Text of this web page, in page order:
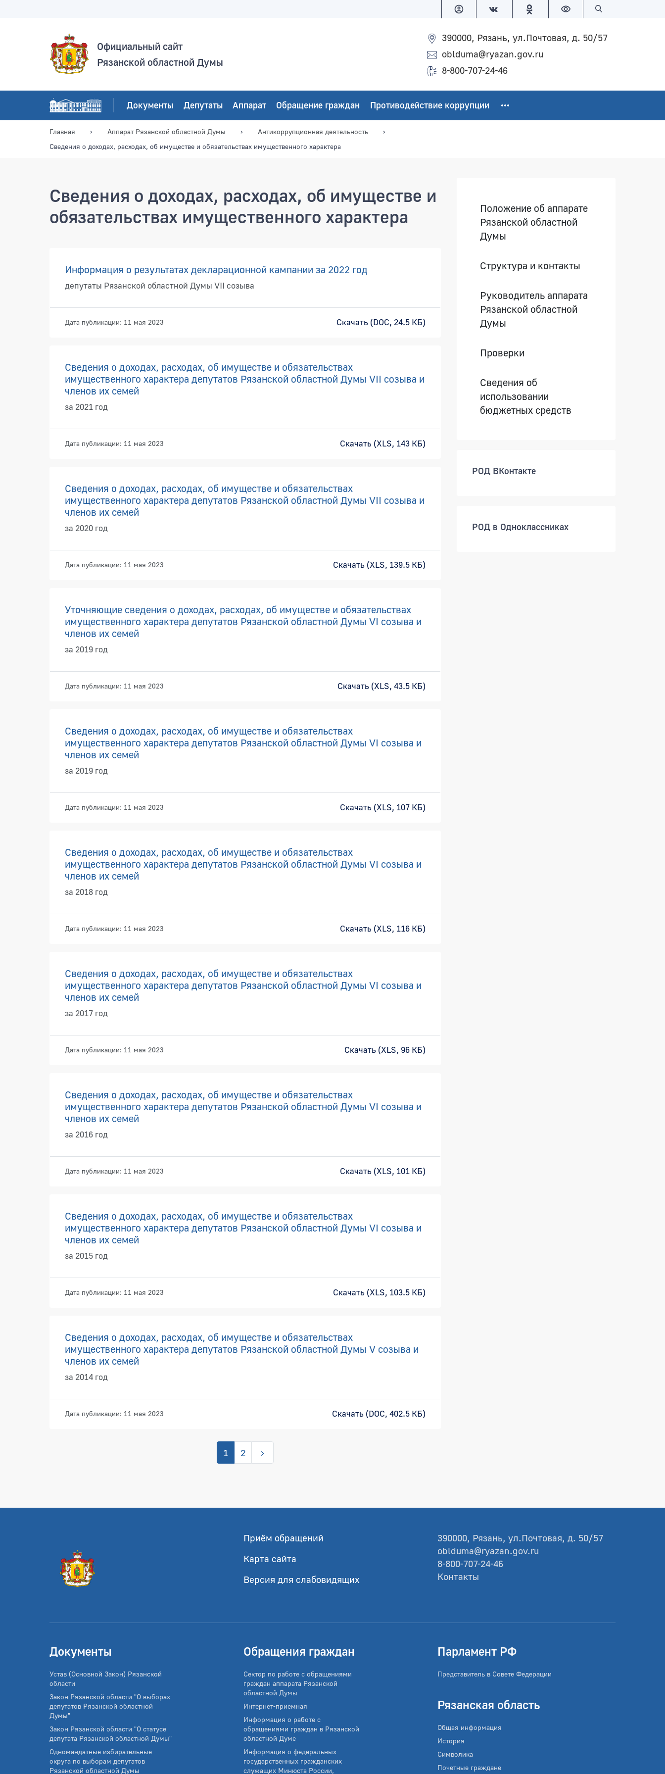
Версия для слабовидящих
Официальный сайт
Рязанской областной Думы
390000, Рязань, ул.Почтовая, д. 50/57
oblduma@ryazan.gov.ru
8-800-707-24-46
Документы Депутаты Аппарат Обращение граждан Противодействие коррупции
Главная Аппарат Рязанской областной Думы
Антикоррупционная деятельность
Сведения о доходах, расходах, об имуществе и обязательствах имущественного характера
Сведения о доходах, расходах, об имуществе и
обязательствах имущественного характера
Информация о результатах декларационной кампании за 2022 год
депутаты Рязанской областной Думы VII созыва
Дата публикации: 11 мая 2023 Скачать (DOC, 24.5 КБ)
Сведения о доходах, расходах, об имуществе и обязательствах
имущественного характера депутатов Рязанской областной Думы VII созыва и
членов их семей
за 2021 год
Дата публикации: 11 мая 2023 Скачать (XLS, 143 КБ)
Сведения о доходах, расходах, об имуществе и обязательствах
имущественного характера депутатов Рязанской областной Думы VII созыва и
членов их семей
за 2020 год
Дата публикации: 11 мая 2023 Скачать (XLS, 139.5 КБ)
Уточняющие сведения о доходах, расходах, об имуществе и обязательствах
имущественного характера депутатов Рязанской областной Думы VI созыва и
членов их семей
за 2019 год
Дата публикации: 11 мая 2023 Скачать (XLS, 43.5 КБ)
Сведения о доходах, расходах, об имуществе и обязательствах
имущественного характера депутатов Рязанской областной Думы VI созыва и
членов их семей
за 2019 год
Дата публикации: 11 мая 2023 Скачать (XLS, 107 КБ)
Сведения о доходах, расходах, об имуществе и обязательствах
имущественного характера депутатов Рязанской областной Думы VI созыва и
членов их семей
за 2018 год
Дата публикации: 11 мая 2023 Скачать (XLS, 116 КБ)
Сведения о доходах, расходах, об имуществе и обязательствах
имущественного характера депутатов Рязанской областной Думы VI созыва и
членов их семей
за 2017 год
Дата публикации: 11 мая 2023 Скачать (XLS, 96 КБ)
Сведения о доходах, расходах, об имуществе и обязательствах
имущественного характера депутатов Рязанской областной Думы VI созыва и
членов их семей
за 2016 год
Дата публикации: 11 мая 2023 Скачать (XLS, 101 КБ)
Сведения о доходах, расходах, об имуществе и обязательствах
имущественного характера депутатов Рязанской областной Думы VI созыва и
членов их семей
за 2015 год
Дата публикации: 11 мая 2023 Скачать (XLS, 103.5 КБ)
Сведения о доходах, расходах, об имуществе и обязательствах
имущественного характера депутатов Рязанской областной Думы V созыва и
членов их семей
за 2014 год
Дата публикации: 11 мая 2023 Скачать (DOC, 402.5 КБ)
1 2
Положение об аппарате
Рязанской областной
Думы
Структура и контакты
Руководитель аппарата
Рязанской областной
Думы
Проверки
Сведения об
использовании
бюджетных средств
РОД ВКонтакте
РОД в Одноклассниках
Приём обращений
Карта сайта
Версия для слабовидящих
390000, Рязань, ул.Почтовая, д. 50/57
oblduma@ryazan.gov.ru
8-800-707-24-46
Контакты
Документы
Устав (Основной Закон) Рязанской
области
Закон Рязанской области "О выборах
депутатов Рязанской областной
Думы"
Закон Рязанской области "О статусе
депутата Рязанской областной Думы"
Одномандатные избирательные
округа по выборам депутатов
Рязанской областной Думы
Обращения граждан
Сектор по работе с обращениями
граждан аппарата Рязанской
областной Думы
Интернет-приемная
Информация о работе с
обращениями граждан в Рязанской
областной Думе
Информация о федеральных
государственных гражданских
служащих Минюста России,
Парламент РФ
Представитель в Совете Федерации
Рязанская область
Общая информация
История
Символика
Почетные граждане